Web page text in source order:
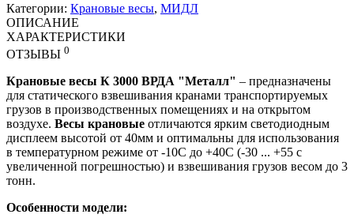
Категории: Крановые весы, МИДЛ
ОПИСАНИЕ
ХАРАКТЕРИСТИКИ
ОТЗЫВЫ 0
Крановые весы К 3000 ВРДА "Металл" – предназначены
для статического взвешивания кранами транспортируемых
грузов в производственных помещениях и на открытом
воздухе. Весы крановые отличаются ярким светодиодным
дисплеем высотой от 40мм и оптимальны для использования
в температурном режиме от -10С до +40С (-30 ... +55 с
увеличенной погрешностью) и взвешивания грузов весом до 3
тонн.
Особенности модели: